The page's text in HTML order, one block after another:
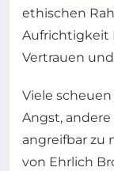
ethischen
Aufrichtigkeit
Vertrauen
Viele
Angst,
angreifbar zu
von Ehrlich